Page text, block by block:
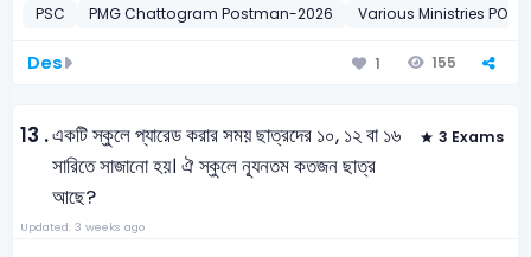
PSC PMG Chattogram Postman-2026 Various Ministries PO-
Des 1 155
13 .একটি স্কুলে প্যারেড করার সময় ছাত্রদের ১০, ১২ বা ১৬
সারিতে সাজানো হয়। ঐ স্কুলে ন্যূনতম কতজন ছাত্র
আছে?
3 Exams
Updated: 3 weeks ago